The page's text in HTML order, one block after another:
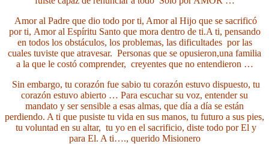
Amor al Padre que dio todo por ti, Amor al Hijo que se sacrificó
por ti, Amor al Espíritu Santo que mora dentro de ti.A ti, pensando
en todos los obstáculos, los problemas, las dificultades por las
cuales tuviste que atravesar. Personas que se opusieron,una familia
a la que le costó comprender, creyentes que no entendieron …
Sin embargo, tu corazón fue sabio tu corazón estuvo dispuesto, tu
corazón estuvo abierto … Para escuchar su voz, entender su
mandato y ser sensible a esas almas, que día a día se están
perdiendo. A ti que pusiste tu vida en sus manos, tu futuro a sus pies,
tu voluntad en su altar, tu yo en el sacrificio, diste todo por El y
para El. A ti…., querido Misionero